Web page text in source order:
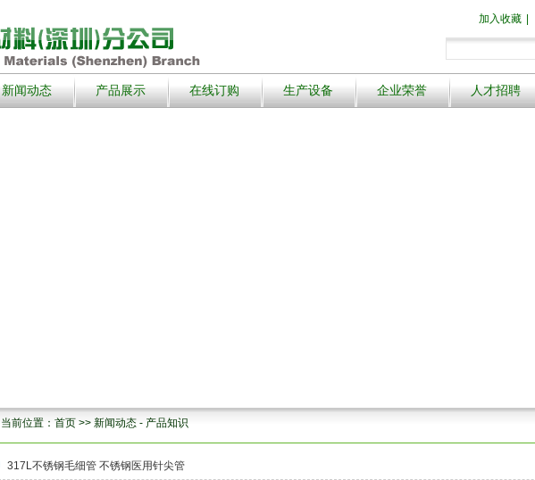
加入收藏
新闻动态 产品展示 在线订购 生产设备 企业荣誉 人才招聘
当前位置： 首页 >> 新闻动态 - 产品知识
317L不锈钢毛细管 不锈钢医用针尖管